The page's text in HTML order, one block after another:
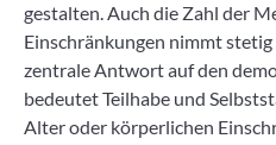
gestalten. Auch die Zahl der
Einschränkungen nimmt
zentrale Antwort auf den
bedeutet Teilhabe und
Alter oder körperlichen